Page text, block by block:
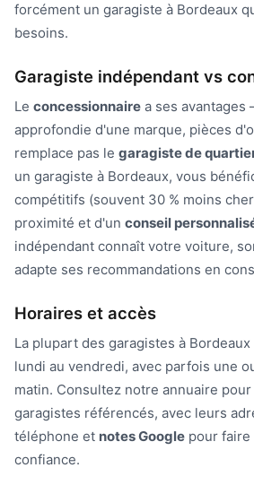
forcément un garagiste à Bordeaux
besoins.
Garagiste indépendant vs
Le concessionnaire a ses
approfondie d'une marque, pièces
remplace pas le garagiste de
un garagiste à Bordeaux, vous
compétitifs (souvent 30 % moins
proximité et d'un conseil
indépendant connaît votre voiture,
adapte ses recommandations en
Horaires et accès
La plupart des garagistes à
lundi au vendredi, avec parfois une
matin. Consultez notre annuaire
garagistes référencés, avec leurs
téléphone et notes Google pour
confiance.